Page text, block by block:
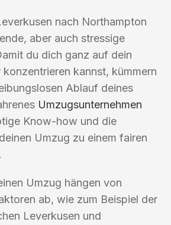
nach Northampton
aber auch stressige
du dich ganz auf dein
konzentrieren kannst, kümmern
Ablauf deines
Umzugsunternehmen
Know-how und die
Umzug zu einem fairen
Umzug hängen von
ab, wie zum Beispiel der
Leverkusen und